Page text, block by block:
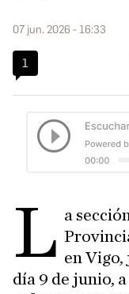
07 jun. 2026 - 16:33
1
L a
en
día 9 de junio,